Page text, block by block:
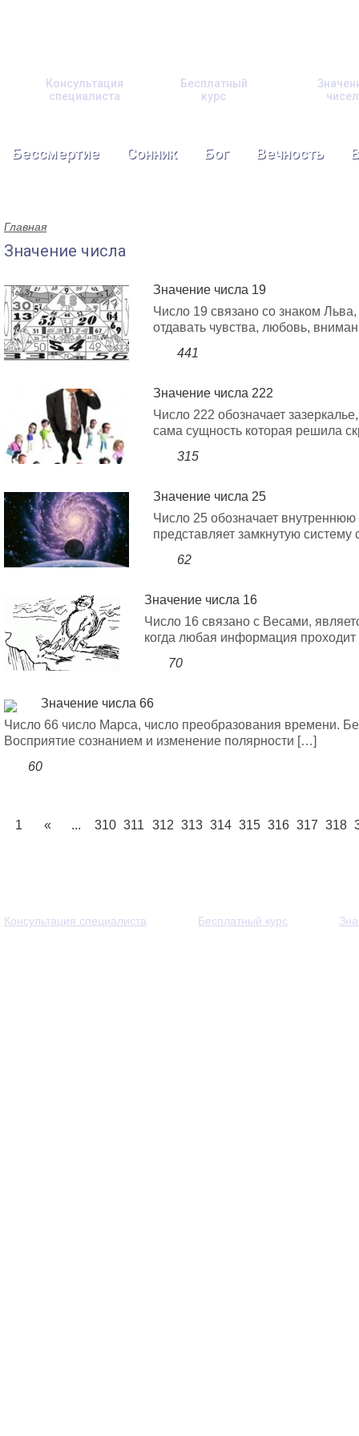
Консультация
специалиста
Бесплатный
курс
чисел
Бессмертие Сонник Бог Вечность
Главная
Значение числа
Значение числа 19
Число 19 связано со знаком
отдавать чувства, любовь,
441
Значение числа 222
Число 222 обозначает
сама сущность которая решила
315
Значение числа 25
Число 25 обозначает внутреннюю
представляет замкнутую
62
Значение числа 16
Число 16 связано с Весами,
когда любая информация
70
Значение числа 66
Число 66 число Марса, число преобразования времени.
Восприятие сознанием и изменение полярности […]
60
1 « ... 310 311 312 313 314 315 316 317 318
Консультация специалиста Бесплатный курс